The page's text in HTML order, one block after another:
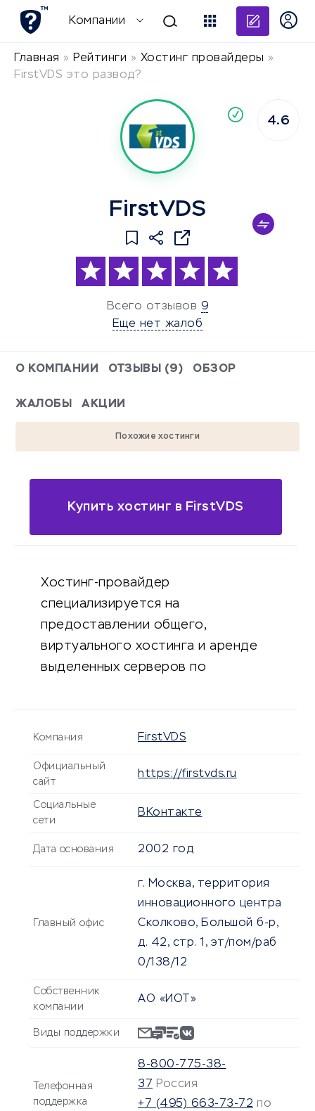
Компании
Главная » Рейтинги » Хостинг провайдеры »
FirstVDS это развод?
FirstVDS
Всего отзывов 9
Еще нет жалоб
4.6
компания
О КОМПАНИИ ОТЗЫВЫ (9) ОБЗОР
ЖАЛОБЫ АКЦИИ
Похожие хостинги
Купить хостинг в FirstVDS
Хостинг-провайдер
специализируется на
предоставлении общего,
виртуального хостинга и аренде
выделенных серверов по
Компания FirstVDS
Официальный
сайт
https://firstvds.ru
Социальные
сети
ВКонтакте
Дата основания 2002 год
Главный офис
г. Москва, территория
инновационного центра
Сколково, Большой б-р,
д. 42, стр. 1, эт/пом/раб
0/138/12
Собственник
компании
АО «ИОТ»
Виды поддержки
Телефонная
поддержка
8-800-775-38-
37 Россия
+7 (495) 663-73-72 по